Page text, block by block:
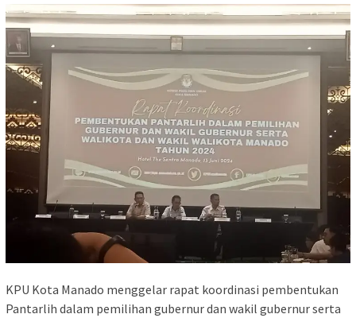
KPU Kota Manado menggelar rapat koordinasi pembentukan
Pantarlih dalam pemilihan gubernur dan wakil gubernur serta